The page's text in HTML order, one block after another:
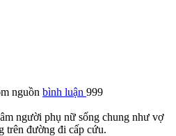
nguồn bình luận 999
người phụ nữ sống chung như vợ
trên đường đi cấp cứu.